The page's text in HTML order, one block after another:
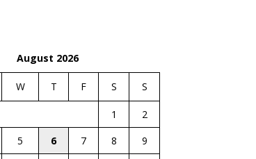
August 2026
W T F S S
1
2
5 6 7 8
9